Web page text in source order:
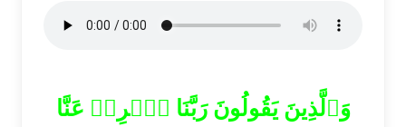
وَٱلَّذِينَ يَقُولُونَ رَبَّنَا ٱصۡرِفۡ عَنَّا